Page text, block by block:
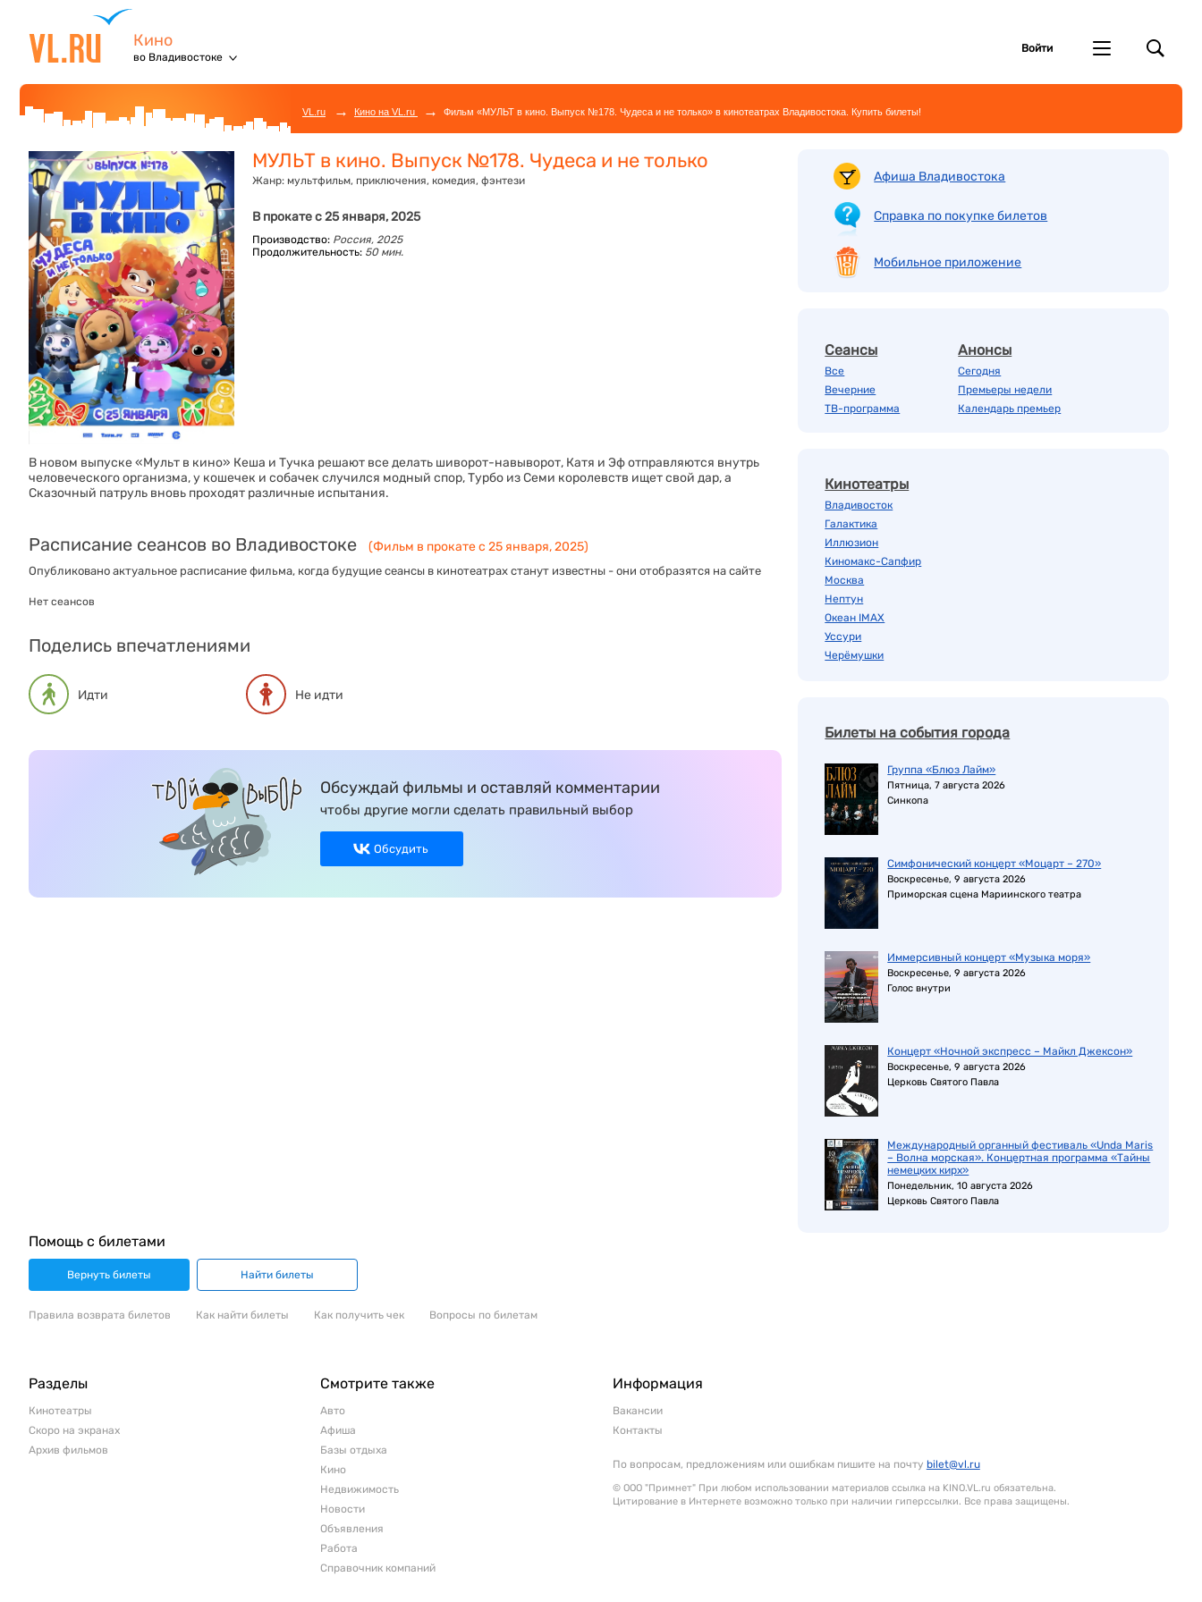
Кино
во Владивостоке
Войти
VL.ru → Кино на VL.ru → Фильм «МУЛЬТ в кино. Выпуск №178. Чудеса и не только» в кинотеатрах Владивостока. Купить билеты!
МУЛЬТ в кино. Выпуск №178. Чудеса и не только
Жанр: мультфильм, приключения, комедия, фэнтези
В прокате с 25 января, 2025
Производство: Россия, 2025
Продолжительность: 50 мин.
В новом выпуске «Мульт в кино» Кеша и Тучка решают все делать шиворот-навыворот, Катя и Эф отправляются внутрь
человеческого организма, у кошечек и собачек случился модный спор, Турбо из Семи королевств ищет свой дар, а
Сказочный патруль вновь проходят различные испытания.
Расписание сеансов во Владивостоке (Фильм в прокате с 25 января, 2025)
Опубликовано актуальное расписание фильма, когда будущие сеансы в кинотеатрах станут известны - они отобразятся на сайте
Нет сеансов
Поделись впечатлениями
Идти Не идти
Обсуждай фильмы и оставляй комментарии
чтобы другие могли сделать правильный выбор
Обсудить
Афиша Владивостока
Справка по покупке билетов
Мобильное приложение
Сеансы
Все
Вечерние
ТВ-программа
Анонсы
Сегодня
Премьеры недели
Календарь премьер
Кинотеатры
Владивосток
Галактика
Иллюзион
Киномакс-Сапфир
Москва
Нептун
Океан IMAX
Уссури
Черёмушки
Билеты на события города
Группа «Блюз Лайм»
Пятница, 7 августа 2026
Синкопа
Симфонический концерт «Моцарт – 270»
Воскресенье, 9 августа 2026
Приморская сцена Мариинского театра
Иммерсивный концерт «Музыка моря»
Воскресенье, 9 августа 2026
Голос внутри
Концерт «Ночной экспресс – Майкл Джексон»
Воскресенье, 9 августа 2026
Церковь Святого Павла
Международный органный фестиваль «Unda Maris
– Волна морская». Концертная программа «Тайны
немецких кирх»
Понедельник, 10 августа 2026
Церковь Святого Павла
Помощь с билетами
Вернуть билеты Найти билеты
Правила возврата билетов Как найти билеты Как получить чек Вопросы по билетам
Разделы
Кинотеатры
Скоро на экранах
Архив фильмов
Смотрите также
Авто
Афиша
Базы отдыха
Кино
Недвижимость
Новости
Объявления
Работа
Справочник компаний
Информация
Вакансии
Контакты
По вопросам, предложениям или ошибкам пишите на почту bilet@vl.ru
© ООО "Примнет" При любом использовании материалов ссылка на KINO.VL.ru обязательна.
Цитирование в Интернете возможно только при наличии гиперссылки. Все права защищены.